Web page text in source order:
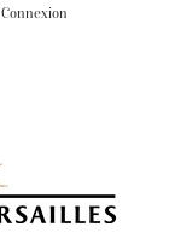
Connexion